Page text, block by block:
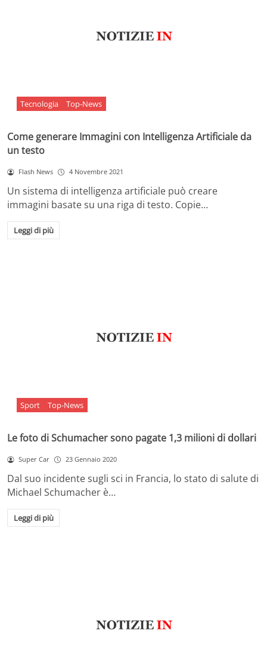
Tecnologia Top-News
Come generare Immagini con Intelligenza Artificiale da
un testo
Flash News 4 Novembre 2021
Un sistema di intelligenza artificiale può creare
immagini basate su una riga di testo. Copie…
Leggi di più
Sport Top-News
Le foto di Schumacher sono pagate 1,3 milioni di dollari
Super Car 23 Gennaio 2020
Dal suo incidente sugli sci in Francia, lo stato di salute di
Michael Schumacher è…
Leggi di più